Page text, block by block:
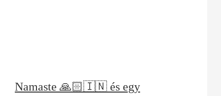
Namaste 🙏🏻🇮🇳 és egy